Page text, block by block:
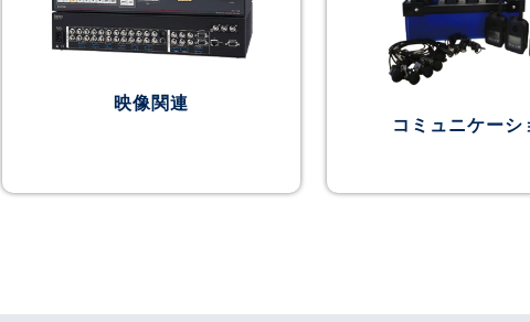
映像関連
コミュニケーシ